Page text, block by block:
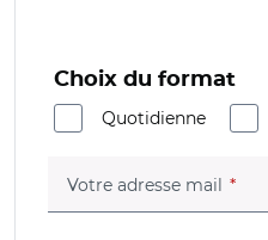
Choix du format
Quotidienne
Votre adresse mail